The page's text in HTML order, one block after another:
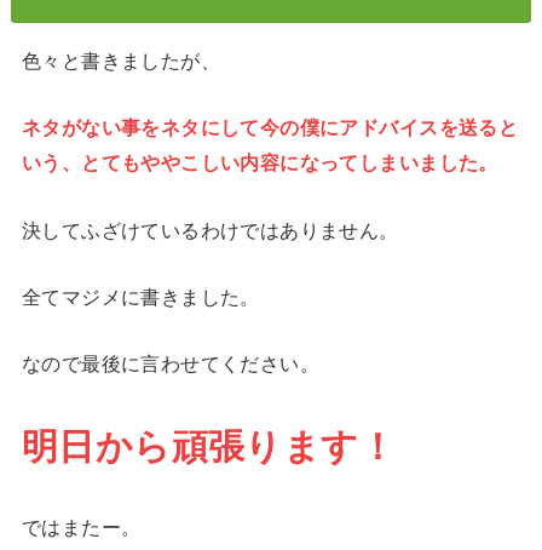
色々と書きましたが、
ネタがない事をネタにして今の僕にアドバイスを送ると
いう、とてもややこしい内容になってしまいました。
決してふざけているわけではありません。
全てマジメに書きました。
なので最後に言わせてください。
明日から頑張ります！
ではまたー。